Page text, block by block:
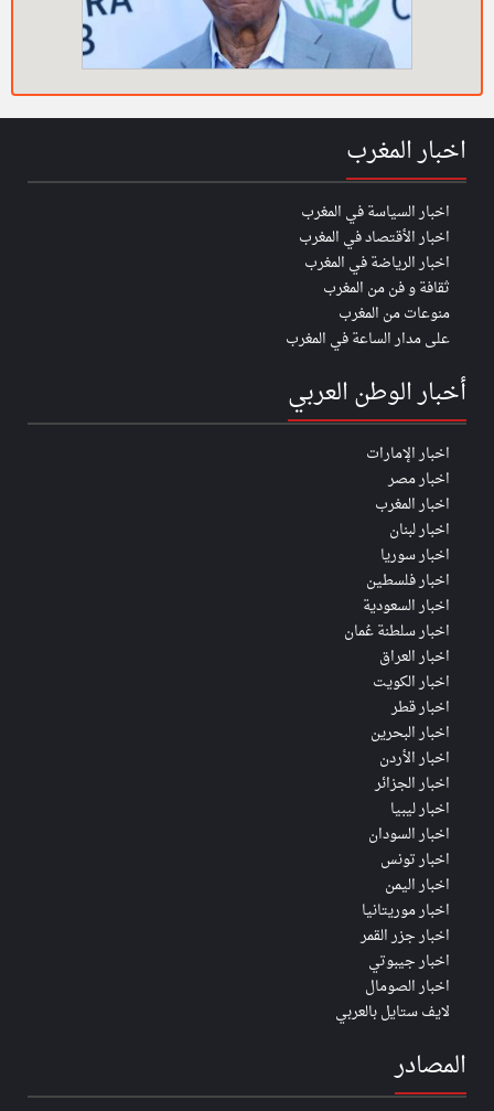
اخبار المغرب
اخبار السياسة في المغرب
اخبار الأقتصاد في المغرب
اخبار الرياضة في المغرب
ثقافة و فن من المغرب
منوعات من المغرب
على مدار الساعة في المغرب
أخبار الوطن العربي
اخبار الإمارات
اخبار مصر
اخبار المغرب
اخبار لبنان
اخبار سوريا
اخبار فلسطين
اخبار السعودية
اخبار سلطنة عُمان
اخبار العراق
اخبار الكويت
اخبار قطر
اخبار البحرين
اخبار الأردن
اخبار الجزائر
اخبار ليبيا
اخبار السودان
اخبار تونس
اخبار اليمن
اخبار موريتانيا
اخبار جزر القمر
اخبار جيبوتي
اخبار الصومال
لايف ستايل بالعربي
المصادر